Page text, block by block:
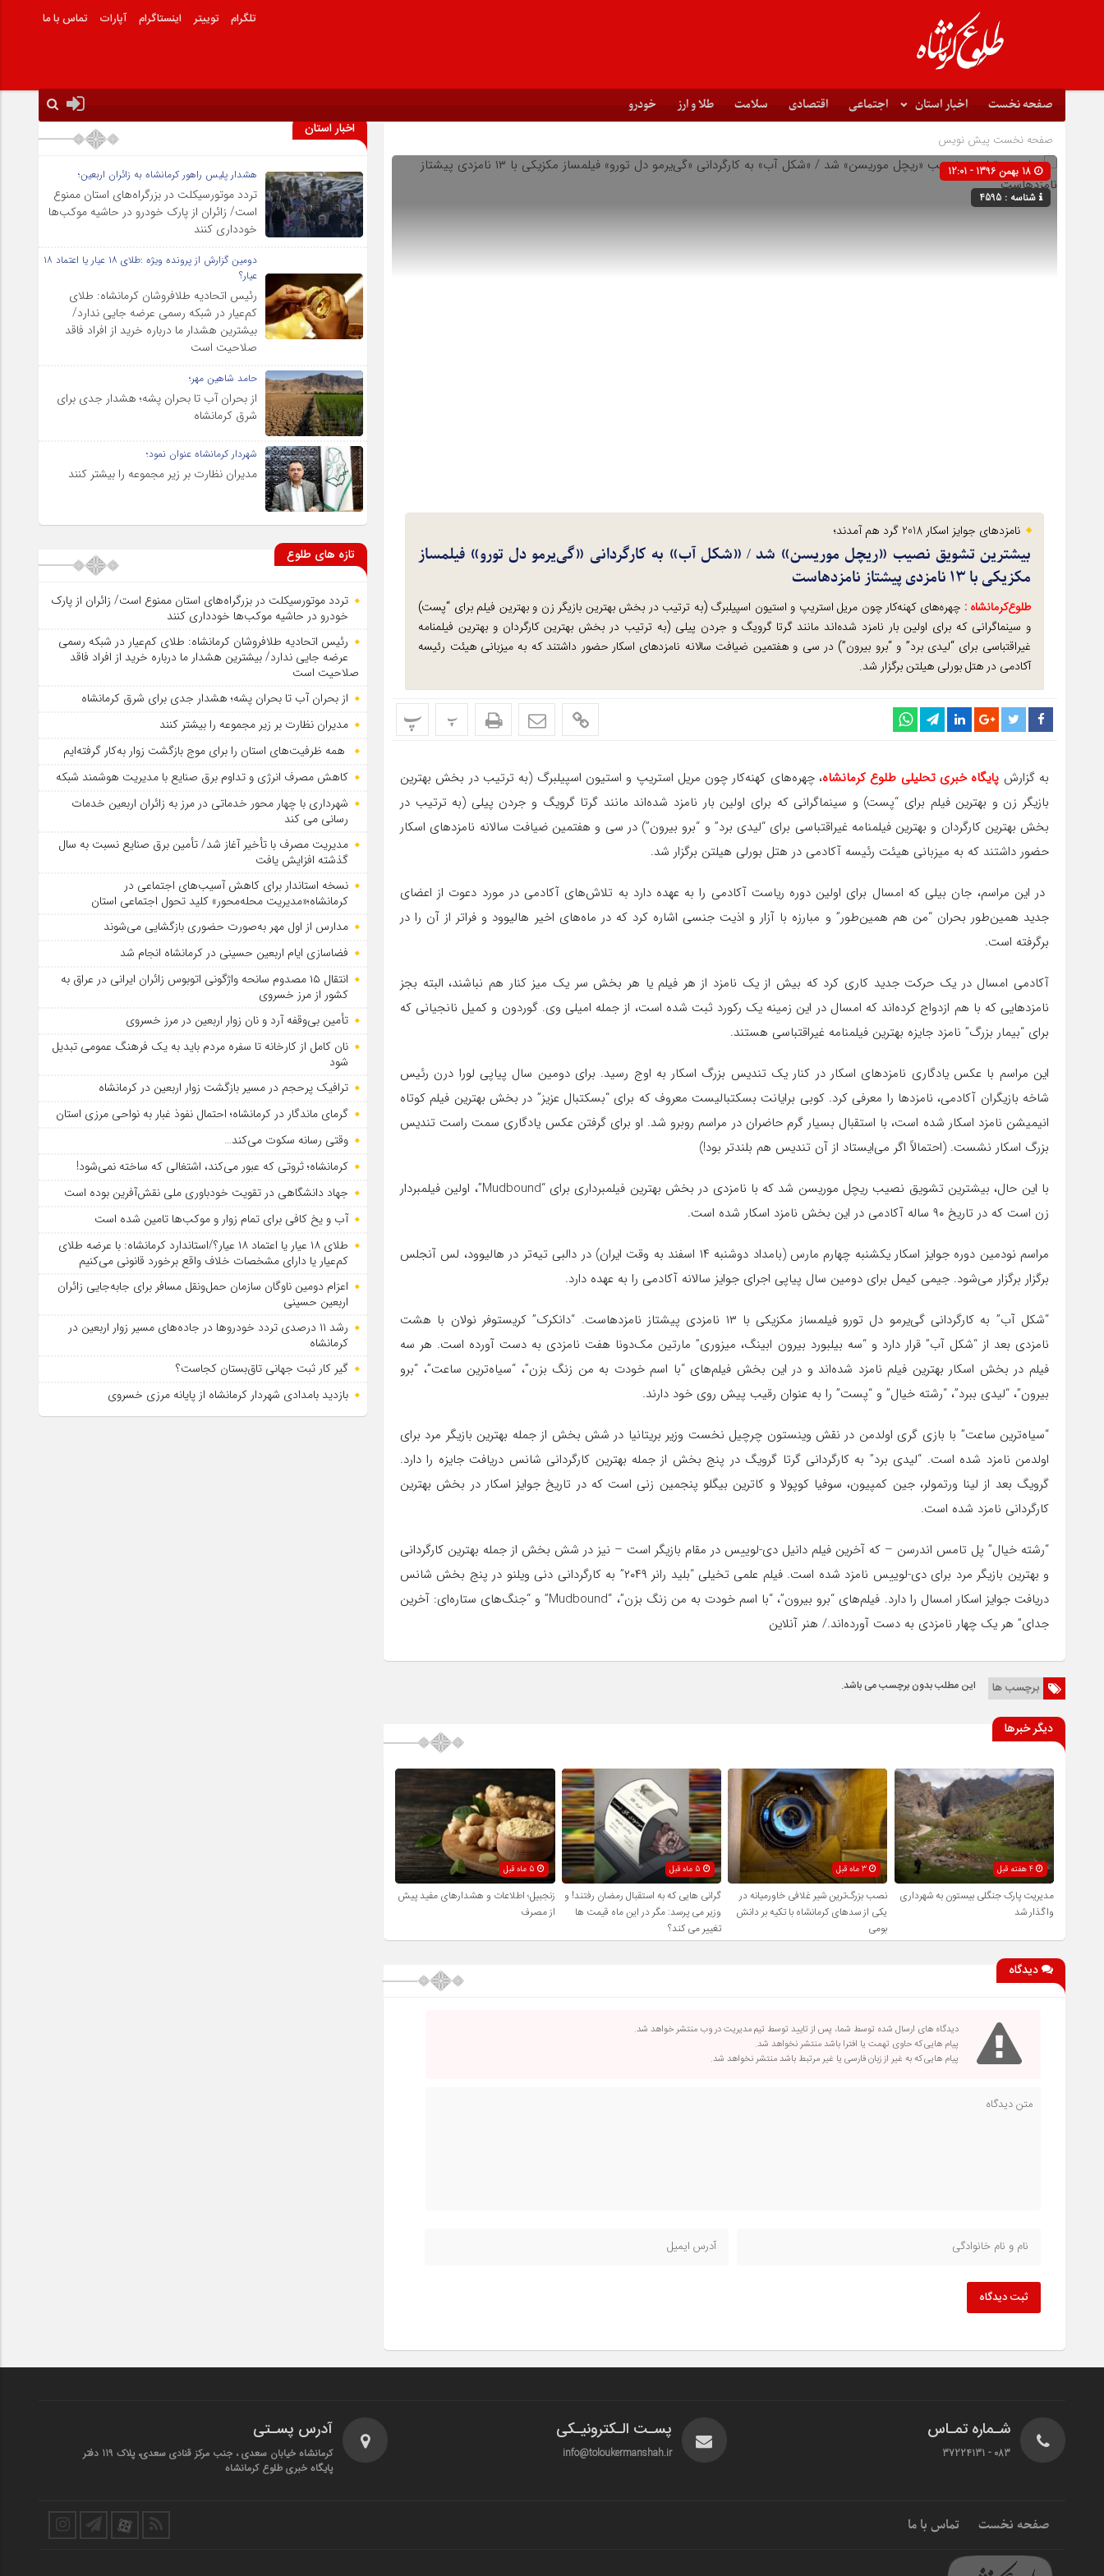
تلگرام توییتر اینستاگرام آپارات تماس با ما
صفحه نخست اخبار استان اجتماعی اقتصادی سلامت طلا و ارز خودرو
صفحه نخست پیش نویس
شناسه : 4595
نامزدهای جوایز اسکار 2018 گرد هم آمدند؛
بیشترین تشویق نصیب «ریچل موریسن» شد / «شکل آب» به کارگردانی «گی‌یرمو دل تورو» فیلمساز
مکزیکی با ۱۳ نامزدی پیشتاز نامزدهاست
طلوع‌‌کرمانشاه : چهره‌های کهنه‌کار چون مریل استریپ و استیون اسپیلبرگ (به ترتیب در بخش بهترین بازیگر زن و بهترین فیلم برای “پست)
و سینماگرانی که برای اولین بار نامزد شده‌اند مانند گرتا گرویگ و جردن پیلی (به ترتیب در بخش بهترین کارگردان و بهترین فیلمنامه
غیراقتباسی برای “لیدی برد” و “برو بیرون”) در سی و هفتمین ضیافت سالانه نامزدهای اسکار حضور داشتند که به میزبانی هیئت رئیسه
آکادمی در هتل بورلی هیلتن برگزار شد.
پ پ
به گزارش پایگاه خبری تحلیلی طلوع کرمانشاه، چهره‌های کهنه‌کار چون مریل استریپ و استیون اسپیلبرگ (به ترتیب در بخش بهترین
بازیگر زن و بهترین فیلم برای “پست) و سینماگرانی که برای اولین بار نامزد شده‌اند مانند گرتا گرویگ و جردن پیلی (به ترتیب در
بخش بهترین کارگردان و بهترین فیلمنامه غیراقتباسی برای “لیدی برد” و “برو بیرون”) در سی و هفتمین ضیافت سالانه نامزدهای اسکار
حضور داشتند که به میزبانی هیئت رئیسه آکادمی در هتل بورلی هیلتن برگزار شد.
در این مراسم، جان بیلی که امسال برای اولین دوره ریاست آکادمی را به عهده دارد به تلاش‌های آکادمی در مورد دعوت از اعضای
جدید همین‌طور بحران “من هم همین‌طور” و مبارزه با آزار و اذیت جنسی اشاره کرد که در ماه‌های اخیر هالیوود و فراتر از آن را در
برگرفته است.
آکادمی امسال در یک حرکت جدید کاری کرد که بیش از یک نامزد از هر فیلم یا هر بخش سر یک میز کنار هم نباشند، البته بجز
نامزدهایی که با هم ازدواج کرده‌اند که امسال در این زمینه یک رکورد ثبت شده است، از جمله امیلی وی. گوردون و کمیل نانجیانی که
برای “بیمار بزرگ” نامزد جایزه بهترین فیلمنامه غیراقتباسی هستند.
این مراسم با عکس یادگاری نامزدهای اسکار در کنار یک تندیس بزرگ اسکار به اوج رسید. برای دومین سال پیاپی لورا درن رئیس
شاخه بازیگران آکادمی، نامزدها را معرفی کرد. کوبی برایانت بسکتبالیست معروف که برای “بسکتبال عزیز” در بخش بهترین فیلم کوتاه
انیمیشن نامزد اسکار شده است، با استقبال بسیار گرم حاضران در مراسم روبرو شد. او برای گرفتن عکس یادگاری سمت راست تندیس
بزرگ اسکار نشست. (احتمالاً اگر می‌ایستاد از آن تندیس هم بلندتر بود!)
با این حال، بیشترین تشویق نصیب ریچل موریسن شد که با نامزدی در بخش بهترین فیلمبرداری برای “Mudbound”، اولین فیلمبردار
زن است که در تاریخ ۹۰ ساله آکادمی در این بخش نامزد اسکار شده است.
مراسم نودمین دوره جوایز اسکار یکشنبه چهارم مارس (بامداد دوشنبه ۱۴ اسفند به وقت ایران) در دالبی تیه‌تر در هالیوود، لس آنجلس
برگزار برگزار می‌شود. جیمی کیمل برای دومین سال پیاپی اجرای جوایز سالانه آکادمی را به عهده دارد.
“شکل آب” به کارگردانی گی‌یرمو دل تورو فیلمساز مکزیکی با ۱۳ نامزدی پیشتاز نامزدهاست. “دانکرک” کریستوفر نولان با هشت
نامزدی بعد از “شکل آب” قرار دارد و “سه بیلبورد بیرون ابینگ، میزوری” مارتین مک‌دونا هفت نامزدی به دست آورده است. هر سه
فیلم در بخش اسکار بهترین فیلم نامزد شده‌اند و در این بخش فیلم‌های “با اسم خودت به من زنگ بزن”، “سیاه‌ترین ساعت”، “برو
بیرون”، “لیدی ببرد”، “رشته خیال” و “پست” را به عنوان رقیب پیش روی خود دارند.
“سیاه‌ترین ساعت” با بازی گری اولدمن در نقش وینستون چرچیل نخست وزیر بریتانیا در شش بخش از جمله بهترین بازیگر مرد برای
اولدمن نامزد شده است. “لیدی برد” به کارگردانی گرتا گرویگ در پنج بخش از جمله بهترین کارگردانی شانس دریافت جایزه را دارد.
گرویگ بعد از لینا ورتمولر، جین کمپیون، سوفیا کوپولا و کاترین بیگلو پنجمین زنی است که در تاریخ جوایز اسکار در بخش بهترین
کارگردانی نامزد شده است.
“رشته خیال” پل تامس اندرسن – که آخرین فیلم دانیل دی-لوییس در مقام بازیگر است – نیز در شش بخش از جمله بهترین کارگردانی
و بهترین بازیگر مرد برای دی-لوییس نامزد شده است. فیلم علمی تخیلی “بلید رانر ۲۰۴۹” به کارگردانی دنی ویلنو در پنج بخش شانس
دریافت جوایز اسکار امسال را دارد. فیلم‌های “برو بیرون”، “با اسم خودت به من زنگ بزن”، “Mudbound” و “جنگ‌های ستاره‌ای: آخرین
جدای” هر یک چهار نامزدی به دست آورده‌اند./ هنر آنلاین
برچسب ها این مطلب بدون برچسب می باشد.
دیگر خبرها
4 هفته قبل
مدیریت پارک جنگلی بیستون به شهرداری
واگذار شد
3 ماه قبل
نصب بزرگ‌ترین شیر غلافی خاورمیانه در
یکی از سدهای کرمانشاه با تکیه بر دانش
بومی
گرانی هایی که به استقبال رمضان رفتند! و
وزیر می پرسد: مگر در این ماه قیمت ها
تغییر می کند؟
زنجبیل؛ اطلاعات و هشدارهای مفید پیش
از مصرف
دیدگاه
دیدگاه های ارسال شده توسط شما، پس از تایید توسط تیم مدیریت در وب منتشر خواهد شد.
پیام هایی که حاوی تهمت یا افترا باشد منتشر نخواهد شد.
پیام هایی که به غیر از زبان فارسی یا غیر مرتبط باشد منتشر نخواهد شد.
ثبت دیدگاه
اخبار استان
هشدار پلیس راهور کرمانشاه به زائران اربعین؛
تردد موتورسیکلت در بزرگراه‌های استان ممنوع
است/ زائران از پارک خودرو در حاشیه موکب‌ها
خودداری کنند
دومین گزارش از پرونده ویژه :طلای ۱۸ عیار یا اعتماد ۱۸
عیار؟
رئیس اتحادیه طلافروشان کرمانشاه: طلای
کم‌عیار در شبکه رسمی عرضه جایی ندارد/
بیشترین هشدار ما درباره خرید از افراد فاقد
صلاحیت است
حامد شاهین مهر؛
از بحران آب تا بحران پشه؛ هشدار جدی برای
شرق کرمانشاه
شهردار کرمانشاه عنوان نمود؛
مدیران نظارت بر زیر مجموعه را بیشتر کنند
تازه های طلوع
تردد موتورسیکلت در بزرگراه‌های استان ممنوع است/ زائران از پارک
خودرو در حاشیه موکب‌ها خودداری کنند
رئیس اتحادیه طلافروشان کرمانشاه: طلای کم‌عیار در شبکه رسمی
عرضه جایی ندارد/ بیشترین هشدار ما درباره خرید از افراد فاقد
صلاحیت است
از بحران آب تا بحران پشه؛ هشدار جدی برای شرق کرمانشاه
مدیران نظارت بر زیر مجموعه را بیشتر کنند
همه ظرفیت‌های استان را برای موج بازگشت زوار به‌کار گرفته‌ایم
کاهش مصرف انرژی و تداوم برق صنایع با مدیریت هوشمند شبکه
شهرداری با چهار محور خدماتی در مرز به زائران اربعین خدمات
رسانی می کند
مدیریت مصرف با تأخیر آغاز شد/ تأمین برق صنایع نسبت به سال
گذشته افزایش یافت
نسخه استاندار برای کاهش آسیب‌های اجتماعی در
کرمانشاه؛«مدیریت محله‌محور» کلید تحول اجتماعی استان
مدارس از اول مهر به‌صورت حضوری بازگشایی می‌شوند
فضاسازی ایام اربعین حسینی در کرمانشاه انجام شد
انتقال ۱۵ مصدوم سانحه واژگونی اتوبوس زائران ایرانی در عراق به
کشور از مرز خسروی
تأمین بی‌وقفه آرد و نان زوار اربعین در مرز خسروی
نان کامل از کارخانه تا سفره مردم باید به یک فرهنگ عمومی تبدیل
شود
ترافیک پرحجم در مسیر بازگشت زوار اربعین در کرمانشاه
گرمای ماندگار در کرمانشاه؛ احتمال نفوذ غبار به نواحی مرزی استان
وقتی رسانه سکوت می‌کند…
کرمانشاه؛ ثروتی که عبور می‌کند، اشتغالی که ساخته نمی‌شود!
جهاد دانشگاهی در تقویت خودباوری ملی نقش‌آفرین بوده است
آب و یخ کافی برای تمام زوار و موکب‌ها تامین شده است
طلای ۱۸ عیار یا اعتماد ۱۸ عیار؟/استاندارد کرمانشاه: با عرضه طلای
کم‌عیار یا دارای مشخصات خلاف واقع برخورد قانونی می‌کنیم
اعزام دومین ناوگان سازمان حمل‌ونقل مسافر برای جابه‌جایی زائران
اربعین حسینی
رشد ۱۱ درصدی تردد خودروها در جاده‌های مسیر زوار اربعین در
کرمانشاه
گیر کار ثبت جهانی تاق‌بستان کجاست؟
بازدید بامدادی شهردار کرمانشاه از پایانه مرزی خسروی
شـماره تمـاس
083 - 37224131
پسـت الـکترونیـکی
info@toloukermanshah.ir
آدرس پسـتی
کرمانشاه خیابان سعدی ، جنب مرکز قنادی سعدی، پلاک 119 دفتر
پایگاه خبری طلوع کرمانشاه
صفحه نخست تماس با ما